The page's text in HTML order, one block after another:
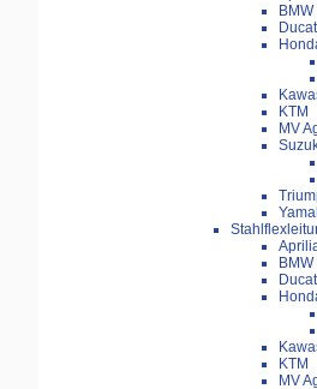
BMW
KTM
MV
BMW
KTM
MV